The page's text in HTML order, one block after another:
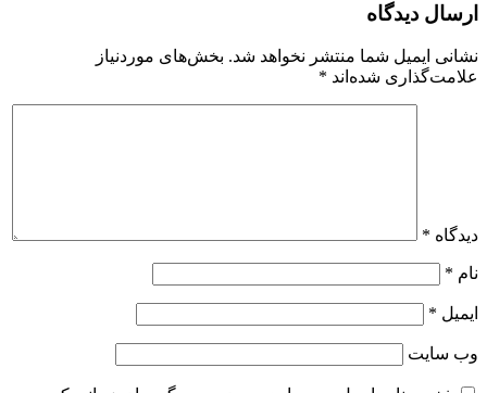
ارسال دیدگاه
نشانی ایمیل شما منتشر نخواهد شد. بخش‌های موردنیاز
علامت‌گذاری شده‌اند *
دیدگاه *
نام *
ایمیل *
وب‌ سایت